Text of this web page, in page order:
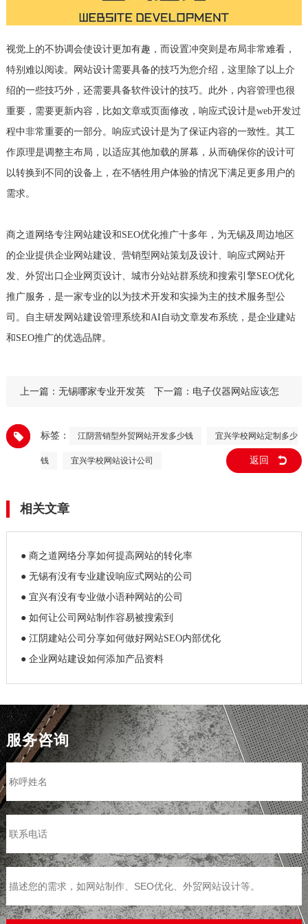
视觉上的不协调会使设计更加有趣，而设置冲突则是布局非常难看，
特别难以阅读。网站设计需要具备的技巧为您介绍，这里除了以上介
绍的一些技巧外，还需要具备软件设计的技巧。此外，内容管理也很
重要，需要更新内容，比如文章或页面修改，响应式设计是web开发过
程中非常重要的一部分。响应式设计是为了保证内容的一致性。其工
作原理是调整主布局，以适应其他加载的屏幕，从而确保你的设计可
以转换到不同的设备上，在不牺牲用户体验的情况下满足更多用户的
需求。
商之道网络专注网站建设和SEO优化推广十多年，为无锡及周边地区
的企业提供企业网站建设、营销型网站策划及设计、响应式网站开
发、外贸出口企业网页设计、城市分站站群系统和搜索引擎SEO优化
推广服务，是一家专业的以为技术开发和实操为主的技术服务型公
司。自主研发网站建设管理系统和AI自动文章发布系统，是企业建站
和SEO推广的优选品牌。
上一篇： 无锡哪家专业开发英
文网站的公司
下一篇： 电子仪器网站应该怎
标签：
江阴营销型外贸网站开发多少钱 宜兴学校网站定制多少
钱 宜兴学校网站设计公司 返回
相关文章
● 商之道网络分享如何提高网站的转化率
● 无锡有没有专业建设响应式网站的公司
● 宜兴有没有专业做小语种网站的公司
● 如何让公司网站制作容易被搜索到
● 江阴建站公司分享如何做好网站SEO内部优化
● 企业网站建设如何添加产品资料
服务咨询